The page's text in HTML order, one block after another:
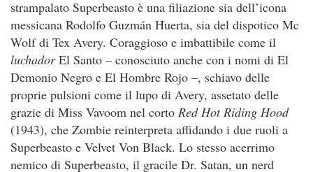
strampalato Superbeasto è una filiazione sia dell’icona
messicana Rodolfo Guzmán Huerta, sia del dispotico Mc
Wolf di Tex Avery. Coraggioso e imbattibile come il
luchadorEl Santo – conosciuto anche con i nomi di El
Demonio Negro e El Hombre Rojo –, schiavo delle
proprie pulsioni come il lupo di Avery, assetato delle
grazie di Miss Vavoom nel corto Red Hot Riding Hood
(1943), che Zombie reinterpreta affidando i due ruoli a
Superbeasto e Velvet Von Black. Lo stesso acerrimo
nemico di Superbeasto, il gracile Dr. Satan, un nerd